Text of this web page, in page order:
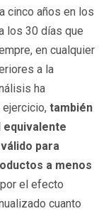
cinco años en los
los 30 días que
en cualquier
a la
ha
también
equivalente
para
a menos
el efecto
cuanto